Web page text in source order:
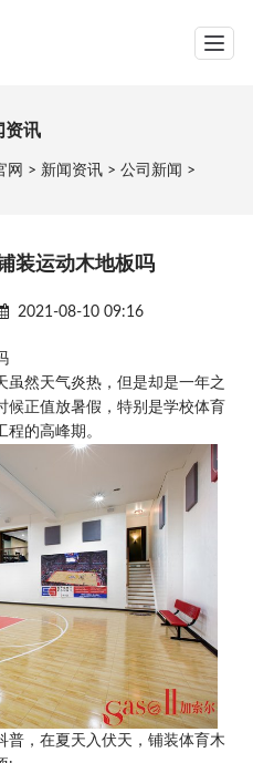
网站导航
资讯
网 > 新闻资讯> 公司新闻 >
装运动木地板吗
2021-08-10 09:16
虽然天气炎热，但是却是一年之
候正值放暑假，特别是学校体育
的高峰期。
普，在夏天入伏天，铺装体育木